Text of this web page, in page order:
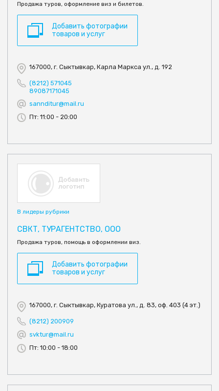
Продажа туров, оформление виз и билетов.
Добавить фотографии
товаров и услуг
167000, г. Сыктывкар, Карла Маркса ул., д. 192
(8212) 571045
89087171045
sannditur@mail.ru
Пт: 11:00 - 20:00
В лидеры рубрики
СВКТ, ТУРАГЕНТСТВО, ООО
Продажа туров, помощь в оформлении виз.
Добавить фотографии
товаров и услуг
167000, г. Сыктывкар, Куратова ул., д. 83, оф. 403 (4 эт.)
(8212) 200909
svktur@mail.ru
Пт: 10:00 - 18:00